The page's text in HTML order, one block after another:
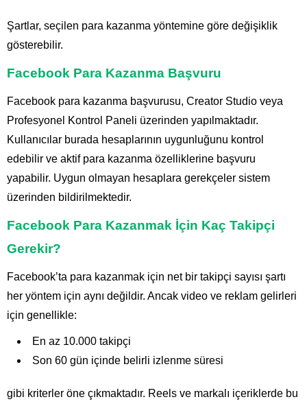
Şartlar, seçilen para kazanma yöntemine göre değişiklik
gösterebilir.
Facebook Para Kazanma Başvuru
Facebook para kazanma başvurusu, Creator Studio veya
Profesyonel Kontrol Paneli üzerinden yapılmaktadır.
Kullanıcılar burada hesaplarının uygunluğunu kontrol
edebilir ve aktif para kazanma özelliklerine başvuru
yapabilir. Uygun olmayan hesaplara gerekçeler sistem
üzerinden bildirilmektedir.
Facebook Para Kazanmak İçin Kaç Takipçi
Gerekir?
Facebook’ta para kazanmak için net bir takipçi sayısı şartı
her yöntem için aynı değildir. Ancak video ve reklam gelirleri
için genellikle:
En az 10.000 takipçi
Son 60 gün içinde belirli izlenme süresi
gibi kriterler öne çıkmaktadır. Reels ve markalı içeriklerde bu